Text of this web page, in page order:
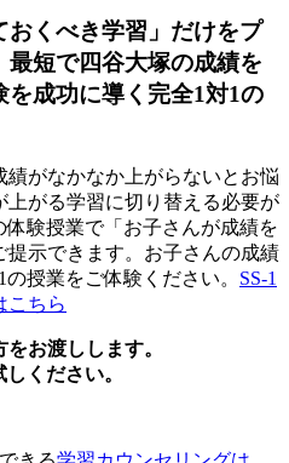
くべき学習」だけをプ
最短で四谷大塚の成績を
成功に導く完全1対1の
績がなかなか上がらないとお悩
がる学習に切り替える必要が
体験授業で「お子さんが成績を
提示できます。お子さんの成績
授業をご体験ください。 SS-1
こちら
お渡しします。
ください。